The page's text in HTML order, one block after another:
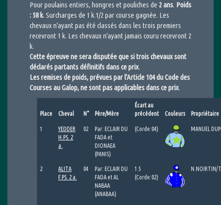
Pour poulains entiers, hongres et pouliches de 2 ans. Poids
: 58 k. Surcharges de 1 k.1/2 par course gagnée. Les
chevaux n’ayant pas été classés dans les trois premiers
recevront 1 k. Les chevaux n’ayant jamais couru recevront 2
k.
Cette épreuve ne sera disputée que si trois chevaux sont
déclarés partants définitifs dans ce prix.
Les remises de poids, prévues par l’Article 104 du Code des
Courses au Galop, ne sont pas applicables dans ce prix.
Place Cheval N° Père/Mère
Écart au
précédent
Couleurs Propriétaire
1
YEDDER
H.PS. 2
a.
02
Par: ECLAIR DU
FADA et
DIONAEA
(PANIS)
(Corde:04) MANUEL
2
ALITA
F.PS. 2 a.
04
Par: ECLAIR DU
FADA et AL
NABAA
(ANABAA)
1.5
(Corde:02)
N.NOIRTIN/